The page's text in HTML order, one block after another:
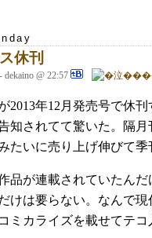
休刊
- dekaino @ 22:57
2013年12月発売号で休刊
知されてて驚いた。隔月
たいに売り上げ伸びて
品が連載されていたん
けは要らない。なんで
ミカライズを載せてテ